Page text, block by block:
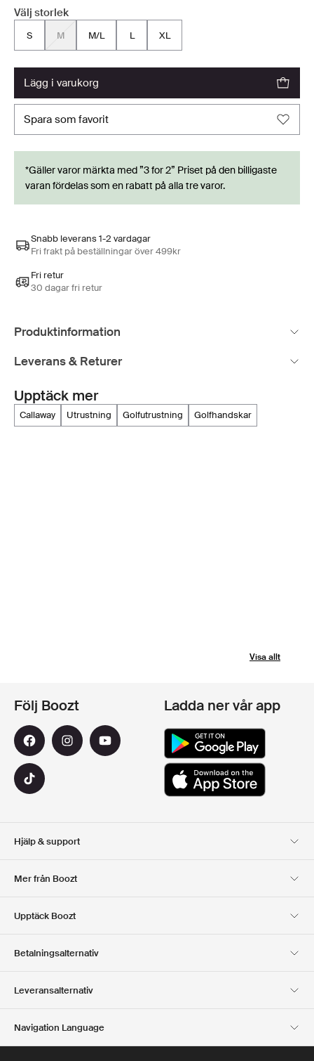
Välj storlek
S M M/L L XL
lägg i varukorg
spara som favorit
*Gäller varor märkta med ”3 for 2” Priset på den billigaste
varan fördelas som en rabatt på alla tre varor.
Snabb leverans 1-2 vardagar
Fri frakt på beställningar över 499kr
Fri retur
30 dagar fri retur
Produktinformation
Leverans & Returer
Upptäck mer
callaway utrustning golfutrustning golfhandskar
Visa allt
Hjälp & support
Mer från Boozt
Club Boozt
Upptäck Boozt
Press & utmärkelser
Följ Boozt Ladda ner vår app
Betalningsalternativ
Leveransalternativ
Navigation Language